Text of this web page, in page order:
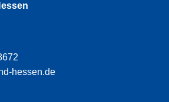
hessen.de